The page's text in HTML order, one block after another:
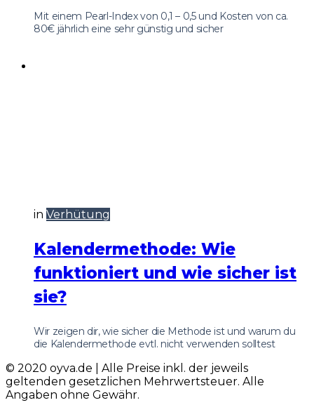
Mit einem Pearl-Index von 0,1 – 0,5 und Kosten von ca.
80€ jährlich eine sehr günstig und sicher
in Verhütung
Kalendermethode: Wie
funktioniert und wie sicher ist
sie?
Wir zeigen dir, wie sicher die Methode ist und warum du
die Kalendermethode evtl. nicht verwenden solltest
© 2020 oyva.de | Alle Preise inkl. der jeweils
geltenden gesetzlichen Mehrwertsteuer. Alle
Angaben ohne Gewähr.